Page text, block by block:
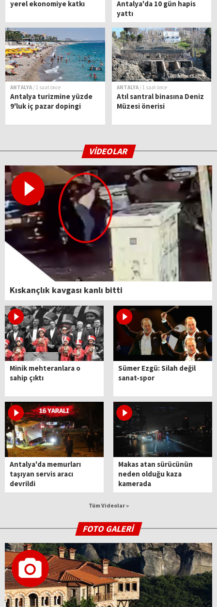
yerel ekonomiye katkı
Antalya'da 10 gün hapis
yattı
ANTALYA / 1 saat önce
Antalya turizmine yüzde
9'luk iç pazar dopingi
ANTALYA / 1 saat önce
Atıl santral binasına Deniz
Müzesi önerisi
VİDEOLAR
Kıskançlık kavgası kanlı bitti
Minik mehteranlara o
sahip çıktı
Sümer Ezgü: Silah değil
sanat-spor
Antalya'da memurları
taşıyan servis aracı
devrildi
Makas atan sürücünün
neden olduğu kaza
kamerada
Tüm Videolar »
FOTO GALERİ